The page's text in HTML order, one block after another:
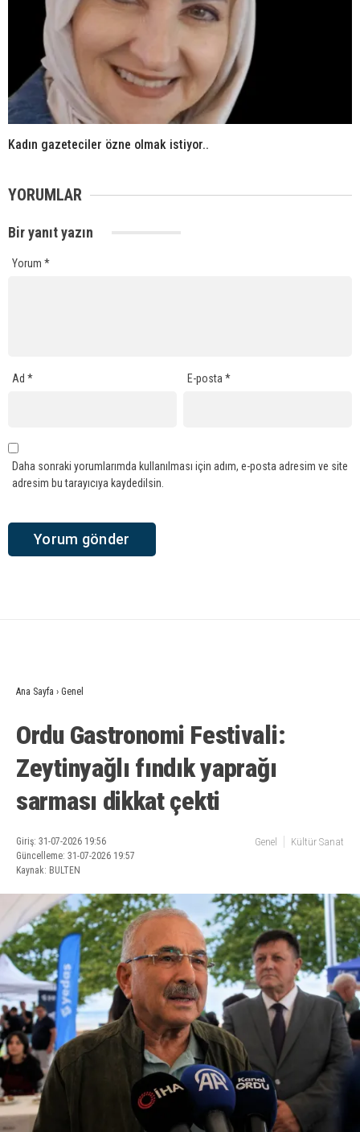
Kadın gazeteciler özne olmak istiyor..
YORUMLAR
Bir yanıt yazın
Yorum *
Ad * E-posta*
Daha sonraki yorumlarımda kullanılması için adım, e-posta adresim ve site
adresim bu tarayıcıya kaydedilsin.
Ana Sayfa › Genel
Ordu Gastronomi Festivali:
Zeytinyağlı fındık yaprağı
sarması dikkat çekti
Giriş: 31-07-2026 19:56
Güncelleme: 31-07-2026 19:57
Kaynak: BULTEN
Genel Kültür Sanat